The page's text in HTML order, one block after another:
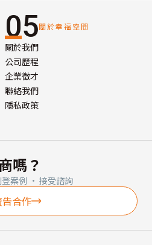
05關於幸福空間
關於我們
公司歷程
企業徵才
聯絡我們
隱私政策
嗎？
案例 · 接受諮詢
告合作